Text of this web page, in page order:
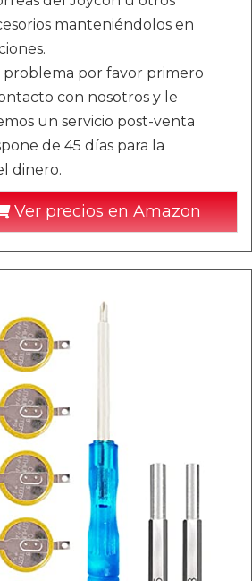
manteniéndolos en
problema por favor primero
con nosotros y le
un servicio post-venta
de 45 días para la
dinero.
Ver precios en Amazon